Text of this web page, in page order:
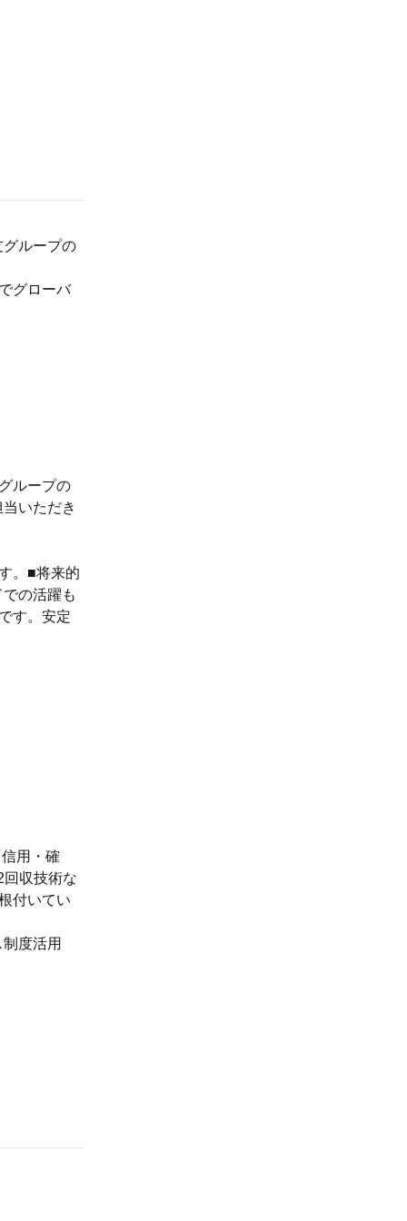
ループの
グローバ
ループの
いただき
。■将来的
の活躍も
す。安定
用・確
収技術な
付いてい
度活用